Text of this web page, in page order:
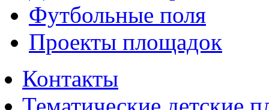
Футбольные поля
Проекты площадок
Контакты